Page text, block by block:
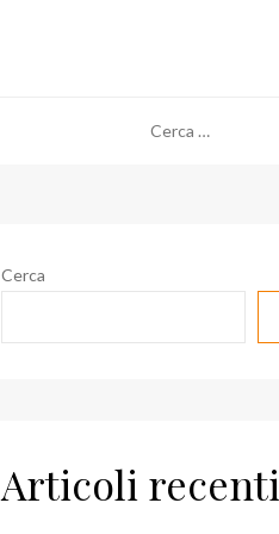
per:
Cerca
Articoli recenti